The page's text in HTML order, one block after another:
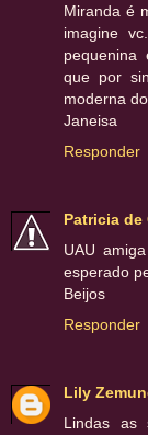
Miranda é
imagine
pequenina
que por
moderna
Janeisa
Responder
Patricia de
UAU
esperado
Beijos
Responder
Lily
Lindas as